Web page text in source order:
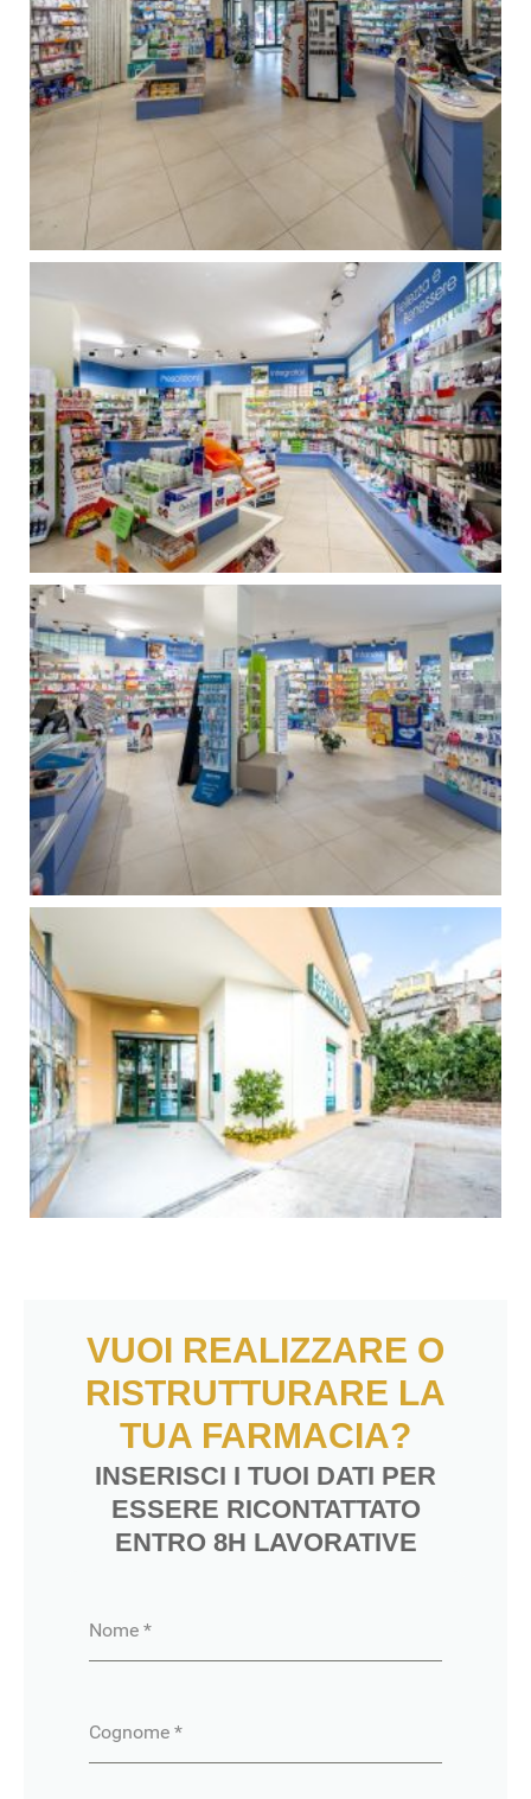
VUOI REALIZZARE O
RISTRUTTURARE LA
TUA FARMACIA?
INSERISCI I TUOI DATI PER
ESSERE RICONTATTATO
ENTRO 8H LAVORATIVE
Nome *
Cognome *